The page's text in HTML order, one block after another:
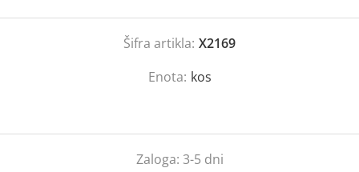
Šifra artikla: X2169
Enota: kos
Zaloga: 3-5 dni